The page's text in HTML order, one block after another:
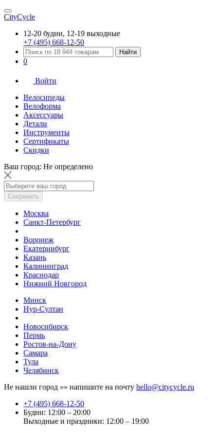
CityCycle
12-20 будни, 12-19 выходные
+7 (495) 668-12-50
Найти
0
Войти
Велосипеды
Велоформа
Аксессуары
Детали
Инструменты
Сертификаты
Скидки
Ваш город: Не определено
Сохранить
Москва
Санкт-Петербург
Воронеж
Екатеринбург
Казань
Калининград
Краснодар
Нижний Новгород
Минск
Нур-Султан
Новосибирск
Пермь
Ростов-на-Дону
Самара
Тула
Челябинск
Не нашли город «» напишите на почту hello@citycycle.ru
+7 (495) 668-12-50
Будни: 12:00 – 20:00
Выходные и праздники: 12:00 – 19:00